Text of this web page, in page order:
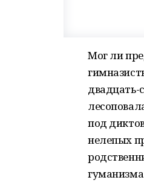
Мог ли
двадцать-
под
нелепых